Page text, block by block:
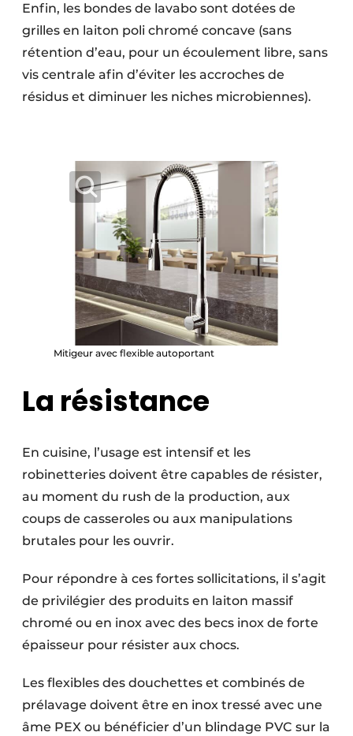
Enfin, les bondes de lavabo sont dotées de
grilles en laiton poli chromé concave (sans
rétention d’eau, pour un écoulement libre, sans
vis centrale afin d’éviter les accroches de
résidus et diminuer les niches microbiennes).
Mitigeur avec flexible autoportant
La résistance
En cuisine, l’usage est intensif et les
robinetteries doivent être capables de résister,
au moment du rush de la production, aux
coups de casseroles ou aux manipulations
brutales pour les ouvrir.
Pour répondre à ces fortes sollicitations, il s’agit
de privilégier des produits en laiton massif
chromé ou en inox avec des becs inox de forte
épaisseur pour résister aux chocs.
Les flexibles des douchettes et combinés de
prélavage doivent être en inox tressé avec une
âme PEX ou bénéficier d’un blindage PVC sur la